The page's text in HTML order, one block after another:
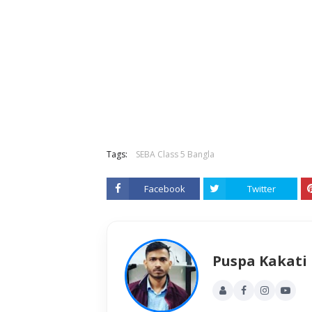
Tags: SEBA Class 5 Bangla
Facebook Twitter
Puspa Kakati